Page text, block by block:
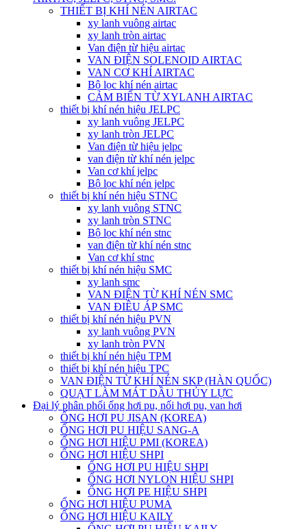
THIẾT BỊ KHÍ NÉN AIRTAC
xy lanh vuông airtac
xy lanh tròn airtac
Van điện từ hiệu airtac
VAN ĐIỆN SOLENOID AIRTAC
VAN CƠ KHÍ AIRTAC
Bộ lọc khí nén airtac
CẢM BIẾN TỪ XYLANH AIRTAC
thiết bị khí nén hiệu JELPC
xy lanh vuông JELPC
xy lanh tròn JELPC
Van điện từ hiệu jelpc
van điện từ khí nén jelpc
Van cơ khí jelpc
Bộ lọc khí nén jelpc
thiết bị khí nén hiệu STNC
xy lanh vuông STNC
xy lanh tròn STNC
Bộ lọc khí nén stnc
van điện từ khí nén stnc
Van cơ khí stnc
thiết bị khí nén hiệu SMC
xy lanh smc
VAN ĐIỆN TỪ KHÍ NÉN SMC
VAN ĐIỀU ÁP SMC
thiết bị khí nén hiệu PVN
xy lanh vuông PVN
xy lanh tròn PVN
thiết bị khí nén hiệu TPM
thiết bị khí nén hiệu TPC
VAN ĐIỆN TỪ KHÍ NÉN SKP (HÀN QUỐC)
QUẠT LÀM MÁT DẦU THỦY LỰC
Đại lý phân phối ống hơi pu, nối hơi pu, van hơi
ỐNG HƠI PU JISAN (KOREA)
ỐNG HƠI PU HIỆU SANG-A
ỐNG HƠI HIỆU PMI (KOREA)
ỐNG HƠI HIỆU SHPI
ỐNG HƠI PU HIỆU SHPI
ỐNG HƠI NYLON HIỆU SHPI
ỐNG HƠI PE HIỆU SHPI
ỐNG HƠI HIỆU PUMA
ỐNG HƠI HIỆU KAILY